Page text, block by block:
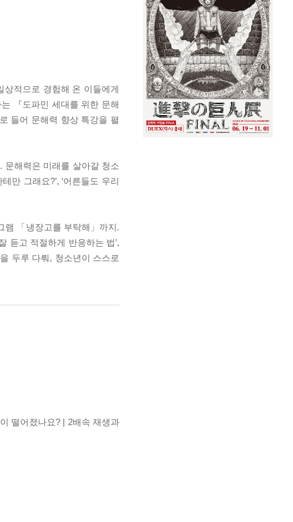
적으로 경험해 온 이들에게
『도파민 세대를 위한 문해
들어 문해력 향상 특강을 펼
문해력은 미래를 살아갈 청소
만 그래요?’, ‘어른들도 우리
램 「냉장고를 부탁해」까지.
듣고 적절하게 반응하는 법’,
두루 다뤄, 청소년이 스스로
떨어졌나요? | 2배속 재생과